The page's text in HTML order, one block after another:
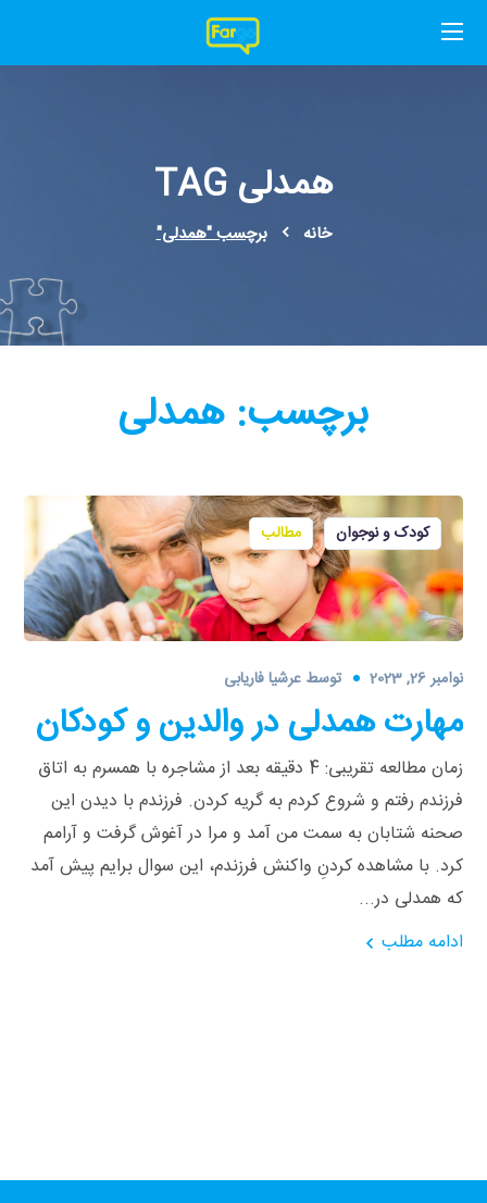
همدلی TAG
خانه برچسب "همدلی"
برچسب: همدلی
کودک و نوجوان مطالب
نوامبر 26, 2023 توسطعرشیا فاریابی
مهارت همدلی در والدین و کودکان
زمان مطالعه تقریبی: 4 دقیقه بعد از مشاجره با همسرم به اتاق
فرزندم رفتم و شروع کردم به گریه کردن. فرزندم با دیدن این
صحنه شتابان به سمت من آمد و مرا در آغوش گرفت و آرامم
کرد. با مشاهده کردنِ واکنش فرزندم، این سوال برایم پیش آمد
که همدلی در...
ادامه مطلب